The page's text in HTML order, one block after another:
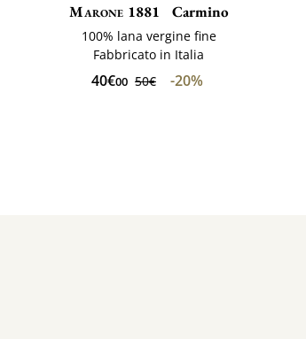
Marone 1881 Carmino
100% lana vergine fine
Fabbricato in Italia
40€00 50€ -20%